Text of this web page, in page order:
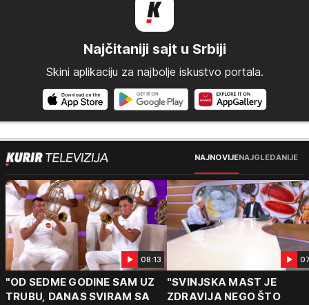
Najčitaniji sajt u Srbiji
Skini aplikaciju za najbolje iskustvo portala.
NAJNOVIJENAJGLEDANIJE
08:13
"OD SEDME GODINE SAM UZ
TRUBU, DANAS SVIRAM SA
"SVINJSKA MAST JE
ZDRAVIJA NEGO ŠTO